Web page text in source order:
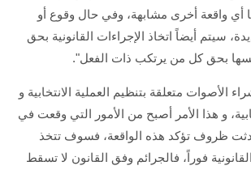
أي واقعة أخرى مشابهة، وفي حال وقوع أو
سيتم أيضاً اتخاذ الإجراءات القانونية بحق
بحق كل من يرتكب ذات الفعل".
الأصوات متعلقة بتنظيم العملية الانتخابية و
و هذا الأمر أصبح من الأمور التي وقعت في
ظروف تؤكد هذه الواقعة، فسوف تتخذ
فوراً، فالجرائم وفق القانون لا تسقط